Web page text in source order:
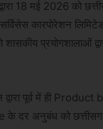
18 मई 2026 को
कारपोरेशन
प्रयोगशालाओं द्वारा
द्वारा पूर्व में ही
अनुबंध को छत्तीसगढ़